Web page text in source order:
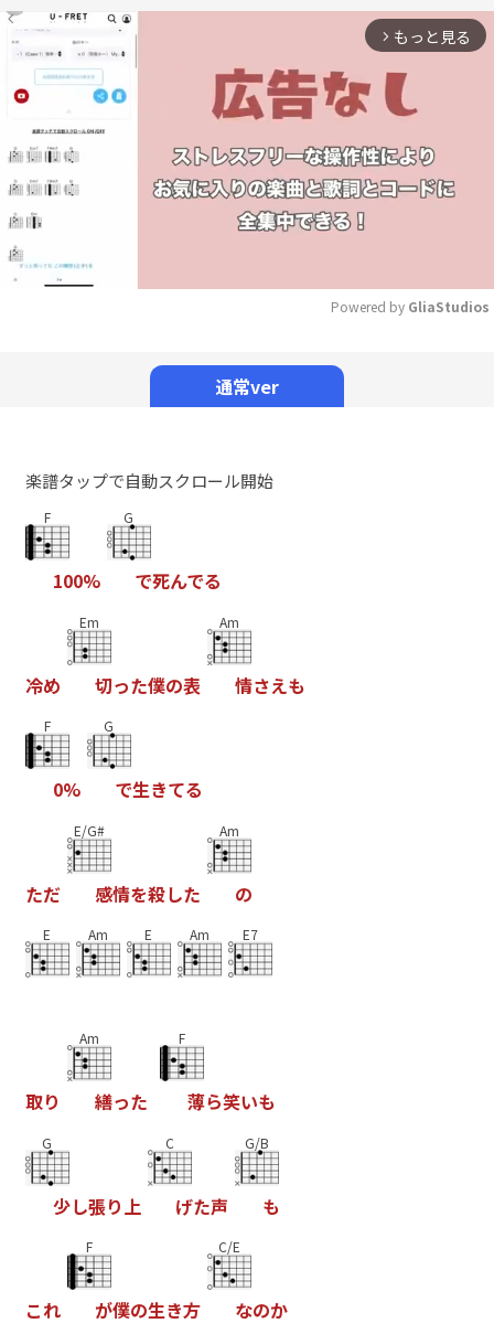
arrow_forward_ios もっと見る
Powered by GliaStudios
通常ver
楽譜タップで自動スクロール開始
F
100%
G
で死んでる
冷め
Em
切った僕の表
Am
情さえも
F
0%
G
で生きてる
ただ
E/G#
感情を殺した
Am
の
E Am E Am E7
取り
Am
繕った
F
薄ら笑いも
G
少し張り 上
C
げた声
G/B
も
これ
F
が僕の生き方
C/E
なのか